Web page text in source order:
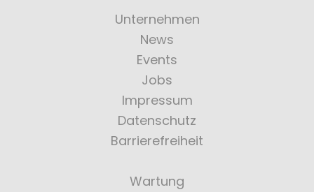
Unternehmen
News
Events
Jobs
Impressum
Datenschutz
Barrierefreiheit
Wartung